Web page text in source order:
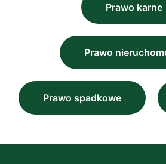
Prawo karne
Prawo
Prawo spadkowe